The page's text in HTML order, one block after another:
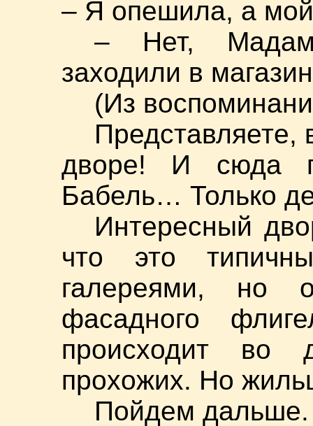
– Я опешила, а
– Нет,
заходили в
(Из
дворе! И сюда
Бабель… Только
Интересный
что это
галереями, но
фасадного
происходит во
прохожих. Но
Пойдем дальше.